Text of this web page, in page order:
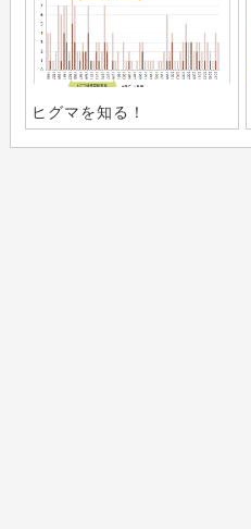
ヒグマを知る！